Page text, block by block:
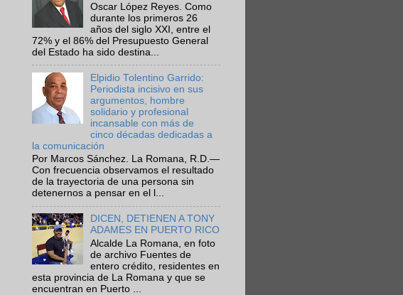
Oscar López Reyes. Como
durante los primeros 26
años del siglo XXI, entre el
72% y el 86% del Presupuesto General
del Estado ha sido destina...
Elpidio Tolentino Garrido:
Periodista incisivo en sus
argumentos, hombre
solidario y profesional
incansable con más de
cinco décadas dedicadas a
la comunicación
Por Marcos Sánchez. La Romana, R.D.—
Con frecuencia observamos el resultado
de la trayectoria de una persona sin
detenernos a pensar en el l...
DICEN, DETIENEN A TONY
ADAMES EN PUERTO RICO
Alcalde La Romana, en foto
de archivo Fuentes de
entero crédito, residentes en
esta provincia de La Romana y que se
encuentran en Puerto ...